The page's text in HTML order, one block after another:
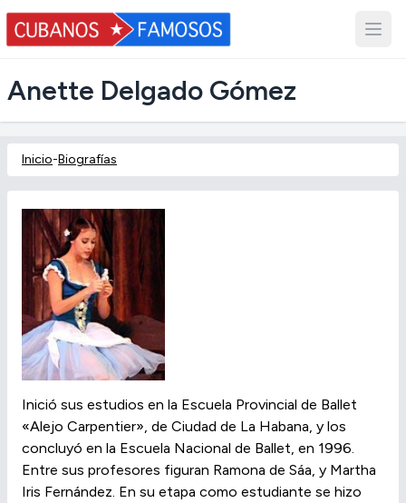
Anette Delgado Gómez
Inicio-Biografías
Inició sus estudios en la Escuela Provincial de Ballet
«Alejo Carpentier», de Ciudad de La Habana, y los
concluyó en la Escuela Nacional de Ballet, en 1996.
Entre sus profesores figuran Ramona de Sáa, y Martha
Iris Fernández. En su etapa como estudiante se hizo